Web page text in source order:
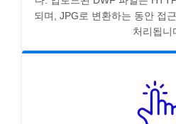
되며, JPG로 변환하는 동안 접
처리됩니